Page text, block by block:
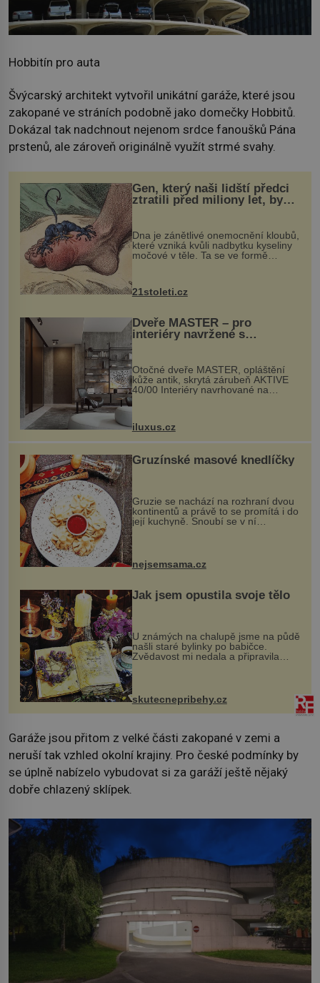
Hobbitín pro auta
Švýcarský architekt vytvořil unikátní garáže, které jsou
zakopané ve stráních podobně jako domečky Hobbitů.
Dokázal tak nadchnout nejenom srdce fanoušků Pána
prstenů, ale zároveň originálně využít strmé svahy.
Gen, který naši lidští předci
ztratili před miliony let, by
mohl pomoci s léčbou
„nemoci králů“
Dna je zánětlivé onemocnění kloubů,
které vzniká kvůli nadbytku kyseliny
močové v těle. Ta se ve formě
nohou, a způsobuje bole...
21stoleti.cz
Dveře MASTER – pro
interiéry navržené s
rozumem i vášní!
Otočné dveře MASTER, opláštění
kůže antik, skrytá zárubeň AKTIVE
40/00 Interiéry navrhované na
zakázku často vyžadují atypické
rozměry nejen nábytku, ale i
dnes umož...
iluxus.cz
Gruzínské masové knedlíčky
Gruzie se nachází na rozhraní dvou
kontinentů a právě to se promítá i do
její kuchyně. Snoubí se v ní
evropské a asijské chutě a díky tomu
vznikají rozmanité a chuťově bohaté
pokrmy, které rozhodně st...
nejsemsama.cz
Jak jsem opustila svoje tělo
U známých na chalupě jsme na půdě
našli staré bylinky po babičce.
Zvědavost mi nedala a připravila
jsem si z nich lektvar… Zimní pobyt
na chalupě se pro mě vlastní vinou
změnil v děsivý zážitek, na kt...
skutecnepribehy.cz
Garáže jsou přitom z velké části zakopané v zemi a
neruší tak vzhled okolní krajiny. Pro české podmínky by
se úplně nabízelo vybudovat si za garáží ještě nějaký
dobře chlazený sklípek.